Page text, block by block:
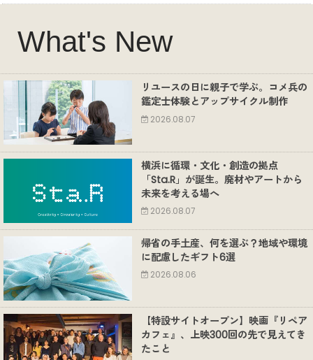
What's New
リユースの日に親子で学ぶ。コメ兵の
鑑定士体験とアップサイクル制作
2026.08.07
横浜に循環・文化・創造の拠点
「Sta.R」が誕生。廃材やアートから
未来を考える場へ
2026.08.07
帰省の手土産、何を選ぶ？地域や環境
に配慮したギフト6選
2026.08.06
【特設サイトオープン】映画『リペア
カフェ』、上映300回の先で見えてき
たこと